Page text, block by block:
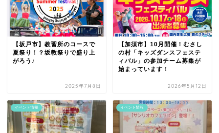
【坂戸市】教習所のコースで
夏祭り！？坂教祭りで盛り上
がろう♪
2025年7月8日
【加須市】10月開催！むさし
の村「キッズダンスフェステ
ィバル」の参加チーム募集が
始まっています！
2026年5月12日
イベント情報 イベント情報